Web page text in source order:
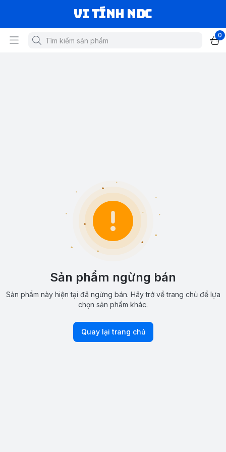
VI TÍNH NDC
0
Sản phẩm ngừng bán
Sản phẩm này hiện tại đã ngừng bán. Hãy trở về trang chủ để lựa
chọn sản phẩm khác.
Quay lại trang chủ